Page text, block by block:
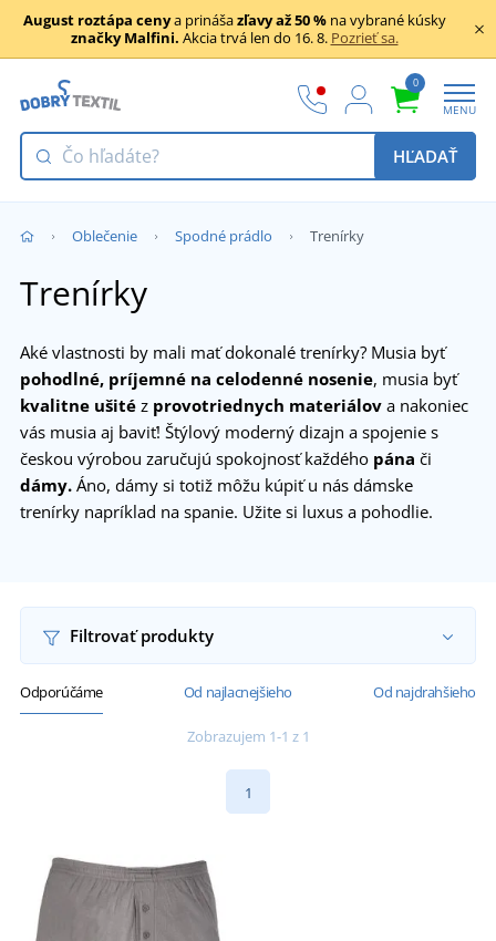
August roztápa cenya prinášazľavy až 50 %na vybrané kúsky
značky Malfini. Akcia trvá len do 16. 8. Pozrieť sa.
0
MENU
HĽADAŤ
Oblečenie Spodné prádlo Trenírky
Trenírky
Aké vlastnosti by mali mať dokonalé trenírky? Musia byť
pohodlné, príjemné na celodenné nosenie, musia byť
kvalitne ušité z provotriednych materiálov a nakoniec
vás musia aj baviť! Štýlový moderný dizajn a spojenie s
českou výrobou zaručujú spokojnosť každého pána či
dámy. Áno, dámy si totiž môžu kúpiť u nás dámske
trenírky napríklad na spanie. Užite si luxus a pohodlie.
Filtrovať produkty
Odporúčáme Od najlacnejšieho Od najdrahšieho
Zobrazujem 1-1 z 1
1